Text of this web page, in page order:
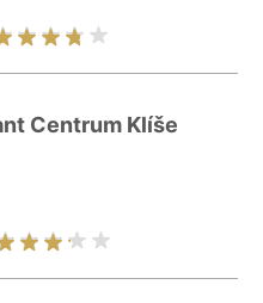
Centrum Klíše